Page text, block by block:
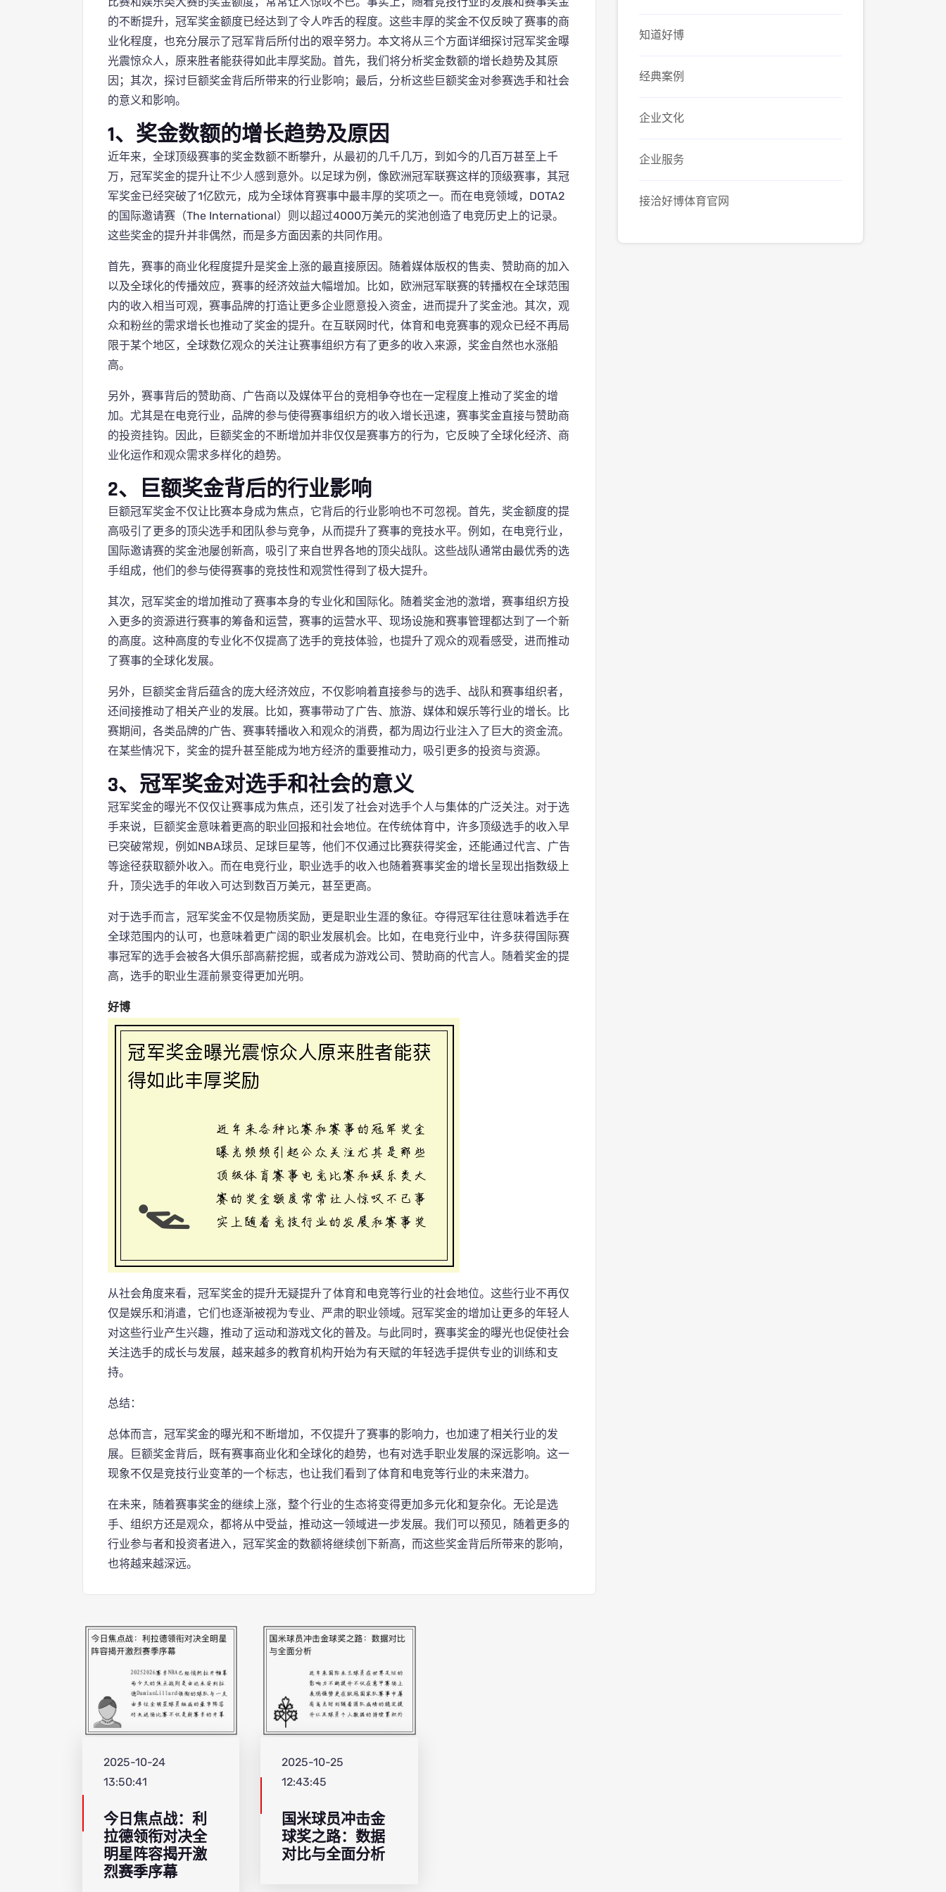
的不断提升，冠军奖金额度已经达到了令人咋舌的程度。这些丰厚的奖金不仅反映了赛事的商
业化程度，也充分展示了冠军背后所付出的艰辛努力。本文将从三个方面详细探讨冠军奖金曝
光震惊众人，原来胜者能获得如此丰厚奖励。首先，我们将分析奖金数额的增长趋势及其原
因；其次，探讨巨额奖金背后所带来的行业影响；最后，分析这些巨额奖金对参赛选手和社会
的意义和影响。
1、奖金数额的增长趋势及原因
近年来，全球顶级赛事的奖金数额不断攀升，从最初的几千几万，到如今的几百万甚至上千
万，冠军奖金的提升让不少人感到意外。以足球为例，像欧洲冠军联赛这样的顶级赛事，其冠
军奖金已经突破了1亿欧元，成为全球体育赛事中最丰厚的奖项之一。而在电竞领域，DOTA2
的国际邀请赛（The International）则以超过4000万美元的奖池创造了电竞历史上的记录。
这些奖金的提升并非偶然，而是多方面因素的共同作用。
首先，赛事的商业化程度提升是奖金上涨的最直接原因。随着媒体版权的售卖、赞助商的加入
以及全球化的传播效应，赛事的经济效益大幅增加。比如，欧洲冠军联赛的转播权在全球范围
内的收入相当可观，赛事品牌的打造让更多企业愿意投入资金，进而提升了奖金池。其次，观
众和粉丝的需求增长也推动了奖金的提升。在互联网时代，体育和电竞赛事的观众已经不再局
限于某个地区，全球数亿观众的关注让赛事组织方有了更多的收入来源，奖金自然也水涨船
高。
另外，赛事背后的赞助商、广告商以及媒体平台的竞相争夺也在一定程度上推动了奖金的增
加。尤其是在电竞行业，品牌的参与使得赛事组织方的收入增长迅速，赛事奖金直接与赞助商
的投资挂钩。因此，巨额奖金的不断增加并非仅仅是赛事方的行为，它反映了全球化经济、商
业化运作和观众需求多样化的趋势。
2、巨额奖金背后的行业影响
巨额冠军奖金不仅让比赛本身成为焦点，它背后的行业影响也不可忽视。首先，奖金额度的提
高吸引了更多的顶尖选手和团队参与竞争，从而提升了赛事的竞技水平。例如，在电竞行业，
国际邀请赛的奖金池屡创新高，吸引了来自世界各地的顶尖战队。这些战队通常由最优秀的选
手组成，他们的参与使得赛事的竞技性和观赏性得到了极大提升。
其次，冠军奖金的增加推动了赛事本身的专业化和国际化。随着奖金池的激增，赛事组织方投
入更多的资源进行赛事的筹备和运营，赛事的运营水平、现场设施和赛事管理都达到了一个新
的高度。这种高度的专业化不仅提高了选手的竞技体验，也提升了观众的观看感受，进而推动
了赛事的全球化发展。
另外，巨额奖金背后蕴含的庞大经济效应，不仅影响着直接参与的选手、战队和赛事组织者，
还间接推动了相关产业的发展。比如，赛事带动了广告、旅游、媒体和娱乐等行业的增长。比
赛期间，各类品牌的广告、赛事转播收入和观众的消费，都为周边行业注入了巨大的资金流。
在某些情况下，奖金的提升甚至能成为地方经济的重要推动力，吸引更多的投资与资源。
3、冠军奖金对选手和社会的意义
冠军奖金的曝光不仅仅让赛事成为焦点，还引发了社会对选手个人与集体的广泛关注。对于选
手来说，巨额奖金意味着更高的职业回报和社会地位。在传统体育中，许多顶级选手的收入早
已突破常规，例如NBA球员、足球巨星等，他们不仅通过比赛获得奖金，还能通过代言、广告
等途径获取额外收入。而在电竞行业，职业选手的收入也随着赛事奖金的增长呈现出指数级上
升，顶尖选手的年收入可达到数百万美元，甚至更高。
对于选手而言，冠军奖金不仅是物质奖励，更是职业生涯的象征。夺得冠军往往意味着选手在
全球范围内的认可，也意味着更广阔的职业发展机会。比如，在电竞行业中，许多获得国际赛
事冠军的选手会被各大俱乐部高薪挖掘，或者成为游戏公司、赞助商的代言人。随着奖金的提
高，选手的职业生涯前景变得更加光明。
好博
从社会角度来看，冠军奖金的提升无疑提升了体育和电竞等行业的社会地位。这些行业不再仅
仅是娱乐和消遣，它们也逐渐被视为专业、严肃的职业领域。冠军奖金的增加让更多的年轻人
对这些行业产生兴趣，推动了运动和游戏文化的普及。与此同时，赛事奖金的曝光也促使社会
关注选手的成长与发展，越来越多的教育机构开始为有天赋的年轻选手提供专业的训练和支
持。
总结：
总体而言，冠军奖金的曝光和不断增加，不仅提升了赛事的影响力，也加速了相关行业的发
展。巨额奖金背后，既有赛事商业化和全球化的趋势，也有对选手职业发展的深远影响。这一
现象不仅是竞技行业变革的一个标志，也让我们看到了体育和电竞等行业的未来潜力。
在未来，随着赛事奖金的继续上涨，整个行业的生态将变得更加多元化和复杂化。无论是选
手、组织方还是观众，都将从中受益，推动这一领域进一步发展。我们可以预见，随着更多的
行业参与者和投资者进入，冠军奖金的数额将继续创下新高，而这些奖金背后所带来的影响，
也将越来越深远。
2025-10-24
13:50:41
今日焦点战：利
拉德领衔对决全
明星阵容揭开激
烈赛季序幕
2025-10-25
12:43:45
国米球员冲击金
球奖之路：数据
对比与全面分析
知道好博
经典案例
企业文化
企业服务
接洽好博体育官网